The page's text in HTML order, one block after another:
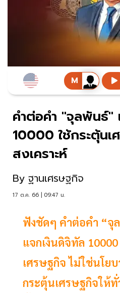
คำต่อคำ "จุลพันธ์"
10000 ใช้กระตุ้นเ
สงเคราะห์
By ฐานเศรษฐกิจ
17 ต.ค. 66 | 09:47 น.
ฟังชัดๆ คำต่อคำ “จุ
แจกเงินดิจิทัล
เศรษฐกิจ ไม่ใช่นโยบ
กระตุ้นเศรษฐกิจให้